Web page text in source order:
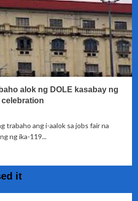
alok ng DOLE kasabay ng
celebration
trabaho ang i-aalok sa jobs fair na
ng ika-119...
it